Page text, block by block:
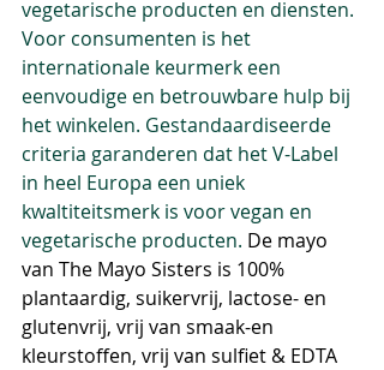
vegetarische producten en diensten.
Voor consumenten is het
internationale keurmerk een
eenvoudige en betrouwbare hulp bij
het winkelen. Gestandaardiseerde
criteria garanderen dat het V-Label
in heel Europa een uniek
kwaltiteitsmerk is voor vegan en
vegetarische producten. De mayo
van The Mayo Sisters is 100%
plantaardig, suikervrij, lactose- en
glutenvrij, vrij van smaak-en
kleurstoffen, vrij van sulfiet & EDTA